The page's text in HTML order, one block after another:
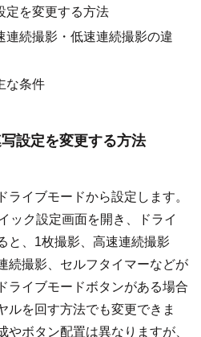
定を変更する方法
連続撮影・低速連続撮影の違
な条件
設定を変更する方法
イブモードから設定します。
ック設定画面を開き、ドライ
と、1枚撮影、高速連続撮影
続撮影、セルフタイマーなどが
ライブモードボタンがある場合
ルを回す方法でも変更できま
ボタン配置は異なりますが、